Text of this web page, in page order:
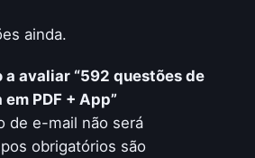
ainda.
a avaliar “592 questões de
PDF + App”
de e-mail não será
obrigatórios são